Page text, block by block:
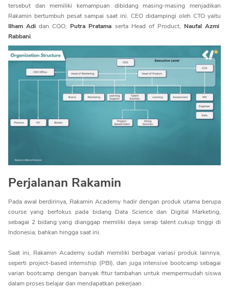
tersebut dan memiliki kemampuan dibidang masing-masing menjadikan
Rakamin bertumbuh pesat sampai saat ini. CEO didampingi oleh CTO yaitu
Ilham Adi dan COO, Putra Pratama serta Head of Product, Naufal Azmi
Rabbani.
Perjalanan Rakamin
Pada awal berdirinya, Rakamin Academy hadir dengan produk utama berupa
course yang berfokus pada bidang Data Science dan Digital Marketing,
sebagai 2 bidang yang dianggap memiliki daya serap talent cukup tinggi di
Indonesia, bahkan hingga saat ini.
Saat ini, Rakamin Academy sudah memiliki berbagai variasi produk lainnya,
seperti project-based internship (PBI), dan juga intensive bootcamp sebagai
varian bootcamp dengan banyak fitur tambahan untuk mempermudah siswa
dalam proses belajar dan mendapatkan pekerjaan .